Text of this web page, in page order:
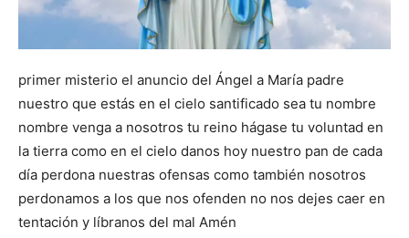
primer misterio el anuncio del Ángel a María padre
nuestro que estás en el cielo santificado sea tu nombre
nombre venga a nosotros tu reino hágase tu voluntad en
la tierra como en el cielo danos hoy nuestro pan de cada
día perdona nuestras ofensas como también nosotros
perdonamos a los que nos ofenden no nos dejes caer en
tentación y líbranos del mal Amén